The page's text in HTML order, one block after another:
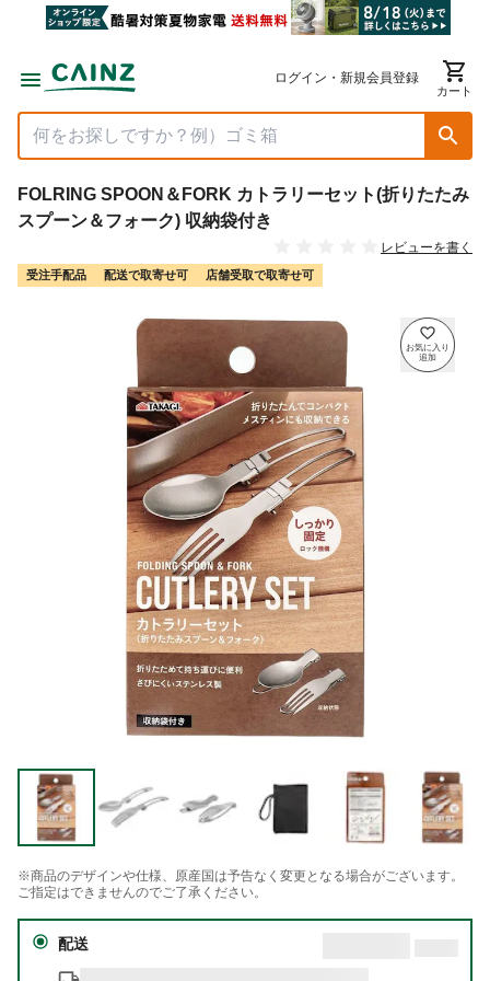
ログイン・新規会員登録
カート
FOLRING SPOON＆FORK カトラリーセット(折りたたみ
スプーン＆フォーク) 収納袋付き
レビューを書く
受注手配品 配送で取寄せ可 店舗受取で取寄せ可
※商品のデザインや仕様、原産国は予告なく変更となる場合がございます。
ご指定はできませんのでご了承ください。
配送